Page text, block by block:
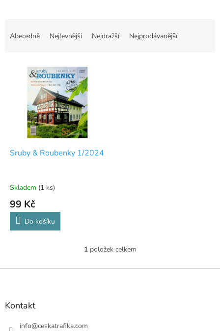
Abecedně Nejlevnější Nejdražší Nejprodávanější
dSruby & Roubenky 1/2024
Skladem (1 ks)
99 Kč
Do košíku
O
l
1položek celkem
Z
Kontakt
info@ceskatrafika.com